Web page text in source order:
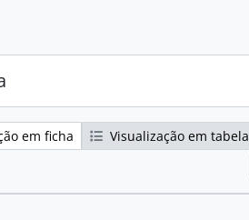
em ficha
Visualização em tabela